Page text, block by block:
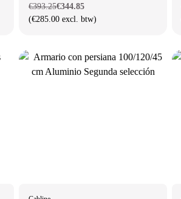
€393.25€344.85
(€285.00 excl. btw)